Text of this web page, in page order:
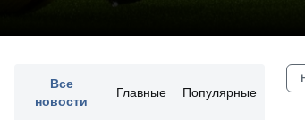
Все
новости
Главные Популярные